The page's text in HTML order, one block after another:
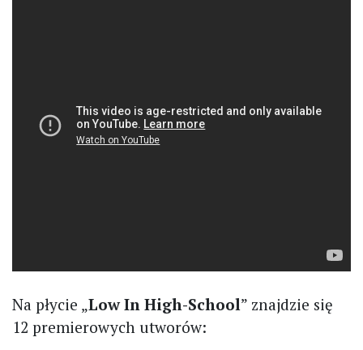
Na płycie „Low In High-School” znajdzie się
12 premierowych utworów: